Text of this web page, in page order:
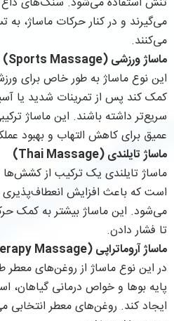
می‌گیرند و در کنار حرکات ماساژ،
می‌کنند.
ماساژ ورزشی (Sports Massage)
این نوع ماساژ به طور خاص برای
کمک کند پس از تمرینات شدید یا
سریع‌تر داشته باشند. این ماساژ
عمیق برای کاهش التهاب و بهبود
ماساژ تایلندی (Thai Massage)
ماساژ تایلندی یک ترکیب از
است که باعث افزایش
می‌شود. این ماساژ بیشتر به کمک
تا فشار دادن.
ماساژ آروماتراپی (Aromatherapy Massage)
در این نوع ماساژ از روغن‌های معطر
پایه بوها و خواص درمانی
ایجاد کند. روغن‌های معطر انتخابی